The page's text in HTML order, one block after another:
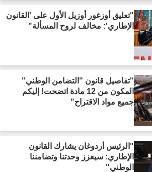
"تعليق أوزغور أوزيل الأول على 'القانون
الإطاري': مخالف لروح المسألة"
"تفاصيل قانون "التضامن الوطني"
المكون من 12 مادة اتضحت! إليكم
جميع مواد الاقتراح"
"الرئيس أردوغان يشارك القانون
الإطاري: سيعزز وحدتنا وتضامننا
الوطني"